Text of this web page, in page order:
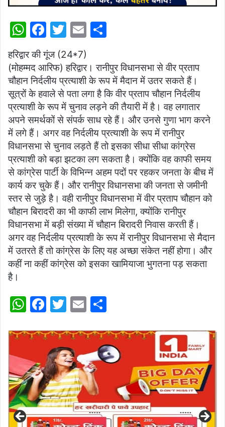
W
at
s
A
p
p
F
a
c
e
b
o
o
k
T
itt
er
E
ai
l
ar
e
हरिद्वार की गूंज (24*7)
(मोहम्मद आरिफ) हरिद्वार। रानीपुर विधानसभा से वीर प्रताप
चौहान निर्दलीय प्रत्याशी के रूप में मैदान में उतर सकते हैं।
सूत्रों के हवाले से पता लगा है कि वीर प्रताप चौहान निर्दलीय
प्रत्याशी के रूप में चुनाव लड़ने की तैयारी में है। वह लगातार
अपने समर्थकों से संपर्क साध रहे हैं। और उनसे गुणा भाग करने
में लगे हैं। अगर वह निर्दलीय प्रत्याशी के रूप में रानीपुर
विधानसभा से चुनाव लड़ते हैं तो इसका सीधा सीधा कांग्रेस
प्रत्याशी को बड़ा झटका लग सकता है। क्योंकि वह काफी समय
से कांग्रेस पार्टी के विभिन्न अहम पदों पर रहकर जनता के बीच में
कार्य कर चुके हैं। और रानीपुर विधानसभा की जनता से जमीनी
स्तर से जुड़े है। वही रानीपुर विधानसभा में वीर प्रताप चौहान को
चौहान बिरादरी का भी काफी लाभ मिलेगा, क्योंकि रानीपुर
विधानसभा में बड़ी संख्या में चौहान बिरादरी निवास करती हैं।
अगर वह निर्दलीय प्रत्याशी के रूप में रानीपुर विधानसभा से मैदान
में उतरते हैं तो कांग्रेस के लिए यह अच्छा संकेत नहीं होगा। और
कहीं ना कहीं कांग्रेस को इसका खामियाजा भुगतना पड़ सकता
है।
W
at
A
p
p
F
c
e
b
o
o
k
T
itt
er
E
ai
l
ar
e